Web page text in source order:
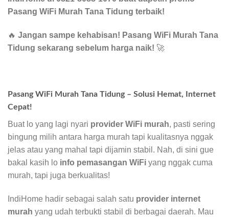
Pasang WiFi Murah Tana Tidung terbaik!
🔥 Jangan sampe kehabisan! Pasang WiFi Murah Tana
Tidung sekarang sebelum harga naik! 🚀
Pasang WiFi Murah Tana Tidung – Solusi Hemat, Internet
Cepat!
Buat lo yang lagi nyari provider WiFi murah, pasti sering
bingung milih antara harga murah tapi kualitasnya nggak
jelas atau yang mahal tapi dijamin stabil. Nah, di sini gue
bakal kasih lo info pemasangan WiFi yang nggak cuma
murah, tapi juga berkualitas!
IndiHome hadir sebagai salah satu provider internet
murah yang udah terbukti stabil di berbagai daerah. Mau